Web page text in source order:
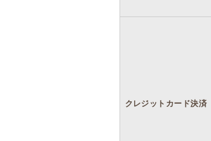
クレジットカード決済